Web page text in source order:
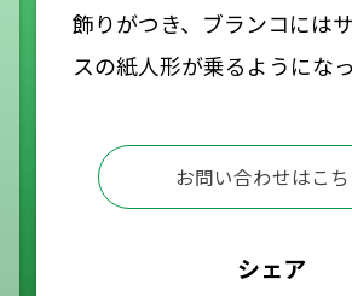
飾りがつき、ブランコには
スの紙人形が乗るようにな
お問い合わせはこち
シェア